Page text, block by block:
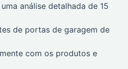
análise detalhada de 15
de portas de garagem de
com os produtos e